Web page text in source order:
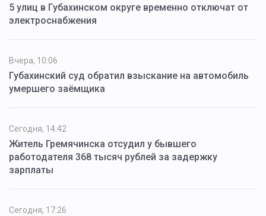
5 улиц в Губахинском округе временно отключат от
электроснабжения
Вчера, 10:06
Губахинский суд обратил взыскание на автомобиль
умершего заёмщика
Сегодня, 14:42
Житель Гремячинска отсудил у бывшего
работодателя 368 тысяч рублей за задержку
зарплаты
Сегодня, 17:26